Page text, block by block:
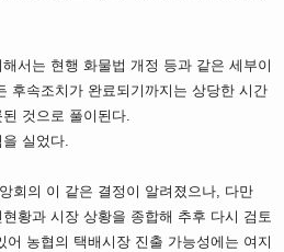
서는 현행 화물법 개정 등과 같은 세부이
후속조치가 완료되기까지는 상당한 시간
것으로 풀이된다.
실었다.
회의 이 같은 결정이 알려졌으나, 다만
황과 시장 상황을 종합해 추후 다시 검토
농협의 택배시장 진출 가능성에는 여지